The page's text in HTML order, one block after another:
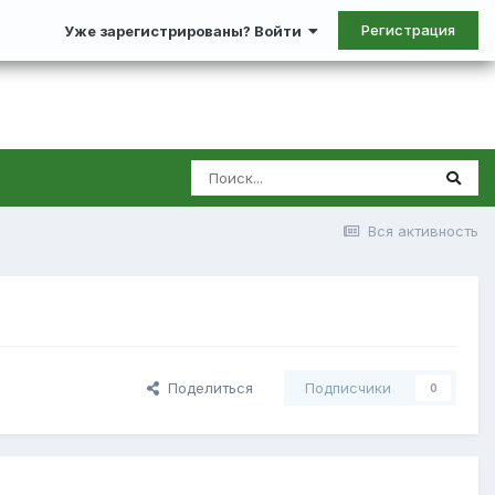
Уже зарегистрированы? Войти Регистрация
Вся активность
Поделиться Подписчики 0